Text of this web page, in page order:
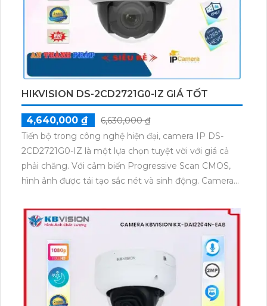
HIKVISION DS-2CD2721G0-IZ GIÁ TỐT
4,640,000 ₫
6,630,000 ₫
Tiến bộ trong công nghệ hiện đại, camera IP DS-
2CD2721G0-IZ là một lựa chọn tuyệt vời với giá cả
phải chăng. Với cảm biến Progressive Scan CMOS,
hình ảnh được tái tạo sắc nét và sinh động. Camera
nghệ Hồng Ngoại 40m, mang lại màu sắc sáng đẹp.
Với độ phân giải 2.0 MP và công nghệ nén video
H.265+/H.265/H.264+/H.264, camera DS-2CD2721G0-
IZ cung cấp hình ảnh chất lượng cao và tiết kiệm
băng thông. Hồng Ngoại Smart IR giúp điều chỉnh
tự động ánh sáng, tăng cường khả năng quan sát
trong môi trường thiếu sáng.